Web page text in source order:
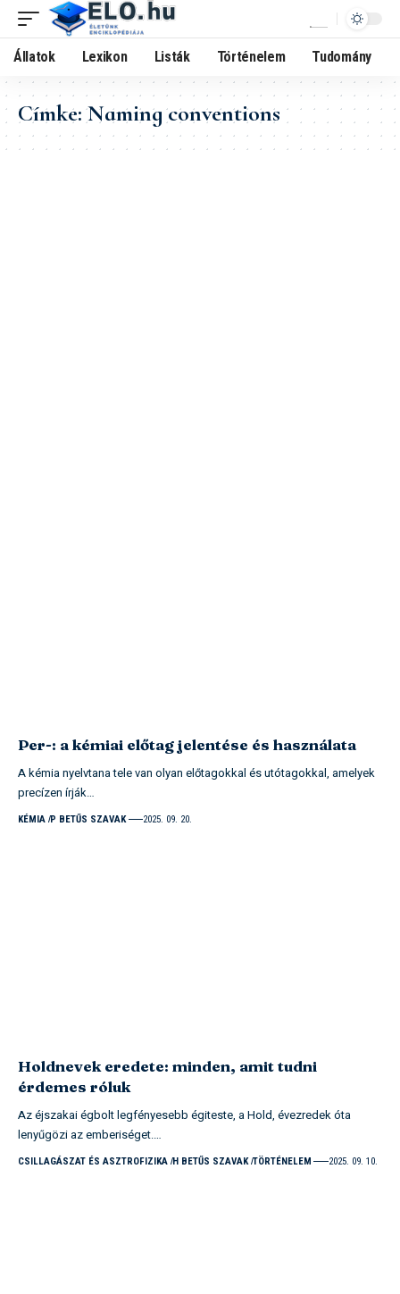
Állatok Lexikon Listák Történelem Tudomány
Címke:Naming conventions
Per-: a kémiai előtag jelentése és használata
A kémia nyelvtana tele van olyan előtagokkal és utótagokkal, amelyek
precízen írják…
KÉMIA P BETŰS SZAVAK 2025. 09. 20.
Holdnevek eredete: minden, amit tudni
érdemes róluk
Az éjszakai égbolt legfényesebb égiteste, a Hold, évezredek óta
lenyűgözi az emberiséget.…
CSILLAGÁSZAT ÉS ASZTROFIZIKA H BETŰS SZAVAK TÖRTÉNELEM 2025. 09. 10.